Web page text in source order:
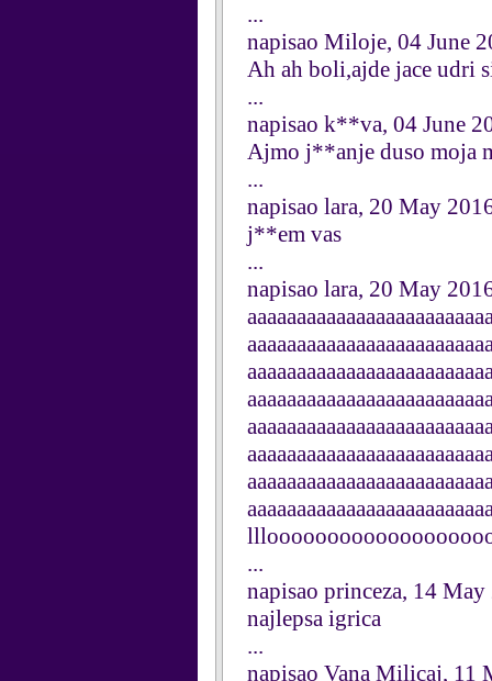
...
napisao Miloje, 04 June
Ah ah boli,ajde jace udri
...
napisao k**va, 04 June
Ajmo j**anje duso moja
...
napisao lara, 20 May
j**em vas
...
napisao lara, 20 May
...
napisao princeza, 14
najlepsa igrica
...
napisao Vana Milicaj, 11